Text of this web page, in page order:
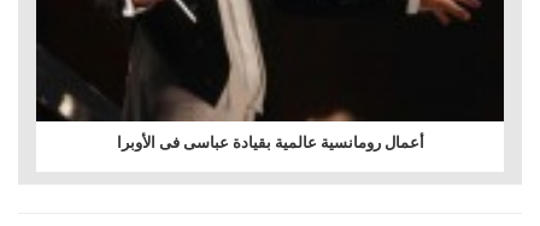
أعمال رومانسية عالمية بقيادة عباسى فى الأوبرا